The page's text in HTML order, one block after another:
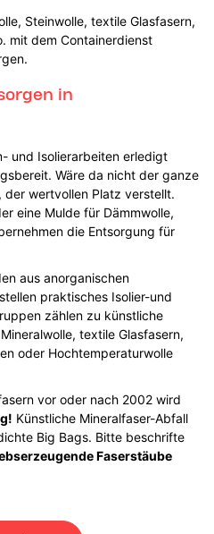
Steinwolle, textile Glasfasern,
mit dem Containerdienst
in
und Isolierarbeiten erledigt
Wäre da nicht der ganze
der wertvollen Platz verstellt.
eine Mulde für Dämmwolle,
die Entsorgung für
aus anorganischen
praktisches Isolier-und
zählen zu künstliche
textile Glasfasern,
oder Hochtemperaturwolle
vor oder nach 2002 wird
Künstliche Mineralfaser-Abfall
Big Bags. Bitte beschrifte
Faserstäube